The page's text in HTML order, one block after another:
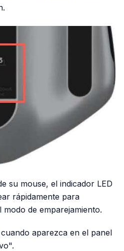
su mouse, el indicador LED
rápidamente para
de emparejamiento.
aparezca en el panel